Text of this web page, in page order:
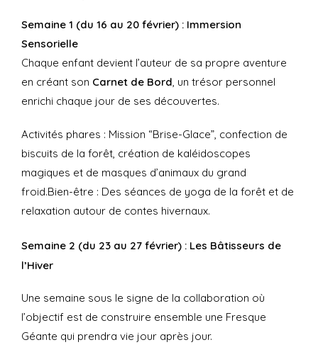
Semaine 1 (du 16 au 20 février) : Immersion
Sensorielle
Chaque enfant devient l’auteur de sa propre aventure
en créant son Carnet de Bord, un trésor personnel
enrichi chaque jour de ses découvertes.
Activités phares : Mission “Brise-Glace”, confection de
biscuits de la forêt, création de kaléidoscopes
magiques et de masques d’animaux du grand
froid.Bien-être : Des séances de yoga de la forêt et de
relaxation autour de contes hivernaux.
Semaine 2 (du 23 au 27 février) : Les Bâtisseurs de
l’Hiver
Une semaine sous le signe de la collaboration où
l’objectif est de construire ensemble une Fresque
Géante qui prendra vie jour après jour.